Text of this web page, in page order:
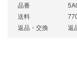
品番
送料
返品・交換
返